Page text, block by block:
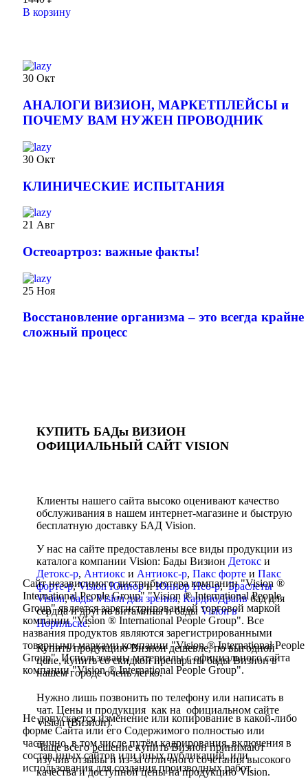
В корзину
30 Окт
АНАЛОГИ ВИЗИОН, МАРКЕТПЛЕЙСЫ и
ПОЧЕМУ ВАМ НУЖЕН ПРОВОДНИК
30 Окт
КЛИНИЧЕСКИЕ ИСПЫТАНИЯ
21 Авг
️Остеоартроз: важные факты!
25 Ноя
Восстановление организма – это всегда крайне
сложный процесс
КУПИТЬ БАДы ВИЗИОН
ОФИЦИАЛЬНЫЙ САЙТ VISION
Клиенты нашего сайта высоко оценивают качество
обслуживания в нашем интернет-магазине и быструю
бесплатную доставку БАД Vision.
У нас на сайте предоставлены все виды продукции из
каталога компании Vision: Бады Визион Детокс и
Детокс-р, Антиокс и Антиокс-р, Пакс форте и Пакс
форте-р,Vision ЮниориЮниор Нео-р, Браслеты
Vision,бады Vision для зрения,КардиоДрайвбад для
сердца и другие витамины и бады Vision в
Норильске.
Купить продукцию Визион дешевле, по выгодной
цене, купить со скидкой препараты бады Визион в
нашем городе очень легко.
Нужно лишь позвонить по телефону или написать в
чат. Цены и продукция как на официальном сайте
Vision (Визион).
Чаще всего решение купить Визион принимают
изучив отзывы и из-за отличного сочетания высокого
качества и доступной цены на продукцию Vision.
Сайт независимого дистрибьютера компании "Vision ®
International People Group" "Vision ® International People
Group" является зарегистрированной торговой маркой
компании "Vision ® International People Group". Все
названия продуктов являются зарегистрированными
товарными марками компании "Vision ® International People
Group". Использованы материалы с официального сайта
компании "Vision ® International People Group".
Не допускается изменение или копирование в какой-либо
форме Сайта или его Содержимого полностью или
частично, в том числе путём кадрирования, включения в
состав иных сайтов или иных публикаций, или
использования для создания производных работ.